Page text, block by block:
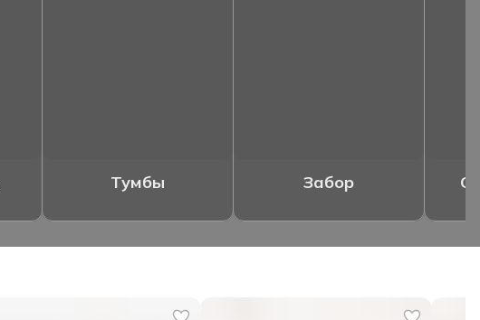
Тумбы Забор